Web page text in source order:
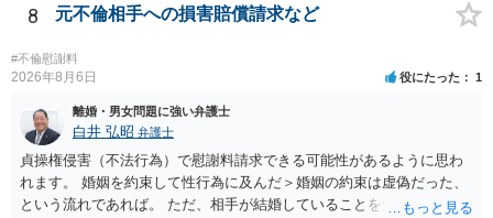
も、証拠が十分にあるか、相手方の住所・勤務先が分かるか、慰謝料
額、離婚の有無、交渉で終わるか訴訟まで見込むかによって、費用は
変わり得ます。依頼前に、交渉だけの場合、訴訟になった場合、回収
できなかった場合の費用を確認しておくとよいでしょう。 弁護士選び
通しを過度に楽観的に言い過ぎないか、質問に具体的に答えてくれる
か、連絡方法（メール、電話、弁護士直接か事務局員を介するかな
ど）や対応スピードが合うかを確認するとよいと思います。いずれに
しましても、弁護士への相談・依頼にあたっては、証拠資料、夫と相
手方の関係、相手方の氏名・住所等、夫婦関係への影響、離婚予定の
8 元不倫相手への損害賠償請求など
#不倫慰謝料
2026年8月6日 役にたった 1
離婚・男女問題に強い弁護士
白井 弘昭 弁護士
貞操権侵害（不法行為）で慰謝料請求できる可能性があるように思わ
れます。 婚姻を約束して性行為に及んだ＞婚姻の約束は虚偽だった、
という流れであれば。 ただ、相手が結婚していることを知って行為に